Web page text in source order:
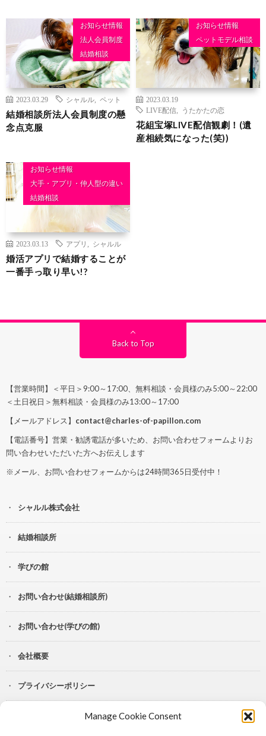
Manage Cookie Consent
お知らせ情報
法人会員制度
結婚相談
2023.03.29 シャルル ペット
結婚相談所法人会員制度の懸
念点克服
お知らせ情報
ペットモデル相談
2023.03.19
LIVE配信
うたかたの恋
花組宝塚LIVE配信観劇！(遺
産相続気になった(笑))
お知らせ情報
大手・アプリ・仲人型の違い
結婚相談
2023.03.13 アプリ シャルル
婚活アプリで結婚することが
一番手っ取り早い!?
Back to Top
【営業時間】＜平日＞9:00～17:00、無料相談・会員様のみ5:00～22:00
＜土日祝日＞無料相談・会員様のみ13:00～17:00
【メールアドレス】 contact@charles-of-papillon.com
【電話番号】営業・勧誘電話が多いため、お問い合わせフォームよりお
問い合わせいただいた方へお伝えします
※メール、お問い合わせフォームからは24時間365日受付中！
シャルル株式会社
結婚相談所
学びの館
お問い合わせ(結婚相談所)
お問い合わせ(学びの館)
会社概要
プライバシーポリシー